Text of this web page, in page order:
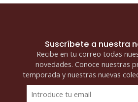
Suscríbete a nuestra
Recibe en tu correo todas
novedades. Conoce nuestras
temporada y nuestras nuevas